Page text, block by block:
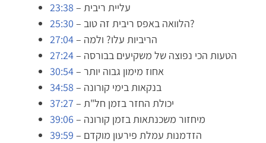
23:38
– עליית ריבית
25:30
– הלוואה באפס ריבית זה טוב?
27:04
– הריביות עלו? ולמה
27:24
– הטעות הכי נפוצה של משקיעים בבורסה
30:54
– אחוז מימון גבוה יותר
34:58
– בנקאות בימי קורונה
37:27
– יכולת החזר בזמן חל"ת
39:06
– מיחזור משכנתאות בזמן קורונה
39:59
– הזדמנות עמלת פירעון מוקדם